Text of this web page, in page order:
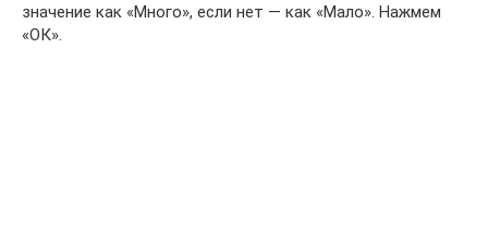
значение как «Много», если нет — как «Мало». Нажмем
«ОК».